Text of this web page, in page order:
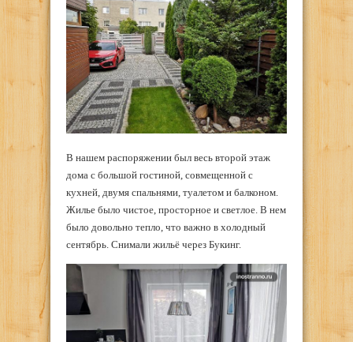
В нашем распоряжении был весь второй этаж
дома с большой гостиной, совмещенной с
кухней, двумя спальнями, туалетом и балконом.
Жилье было чистое, просторное и светлое. В нем
было довольно тепло, что важно в холодный
сентябрь. Снимали жильё через Букинг.